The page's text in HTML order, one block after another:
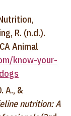
R. (n.d.).
Animal
know-your-
A., &
nutrition: A